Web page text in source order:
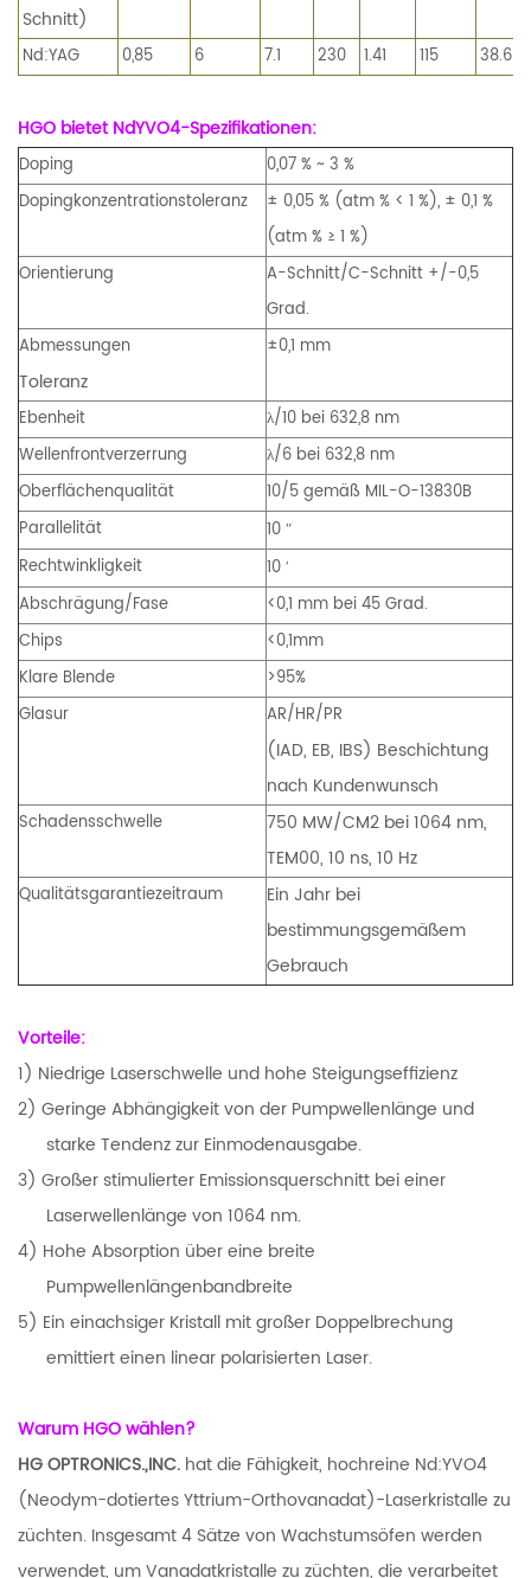
Schnitt)
Nd:YAG 0,85 6 7.1 230 1.41 115 38.6
HGO bietet NdYVO4-Spezifikationen:
Doping
0,07 % ~ 3 %
Dopingkonzentrationstoleranz
± 0,05 % (atm % < 1 %), ± 0,1 %
(atm % ≥ 1 %)
Orientierung
A-Schnitt/C-Schnitt +/-0,5
Grad.
Abmessungen
Toleranz
±0,1 mm
Ebenheit
λ/10 bei 632,8 nm
Wellenfrontverzerrung
λ/6 bei 632,8 nm
Oberflächenqualität
10/5 gemäß MIL-O-13830B
Parallelität
10 ″
Rechtwinkligkeit 10 ′
Abschrägung/Fase
<0,1 mm bei 45 Grad.
Chips
<0,1mm
Klare Blende
>95%
Glasur
AR/HR/PR
(IAD, EB, IBS) Beschichtung
nach Kundenwunsch
Schadensschwelle
750 MW/CM2 bei 1064 nm,
TEM00, 10 ns, 10 Hz
Qualitätsgarantiezeitraum
Ein Jahr bei
bestimmungsgemäßem
Gebrauch
Vorteile:
1) Niedrige Laserschwelle und hohe Steigungseffizienz
2) Geringe Abhängigkeit von der Pumpwellenlänge und
starke Tendenz zur Einmodenausgabe.
3) Großer stimulierter Emissionsquerschnitt bei einer
Laserwellenlänge von 1064 nm.
4) Hohe Absorption über eine breite
Pumpwellenlängenbandbreite
5) Ein einachsiger Kristall mit großer Doppelbrechung
emittiert einen linear polarisierten Laser.
Warum HGO wählen?
HG OPTRONICS.,INC. hat die Fähigkeit, hochreine Nd:YVO4
(Neodym-dotiertes Yttrium-Orthovanadat)-Laserkristalle zu
züchten. Insgesamt 4 Sätze von Wachstumsöfen werden
verwendet, um Vanadatkristalle zu züchten, die verarbeitet